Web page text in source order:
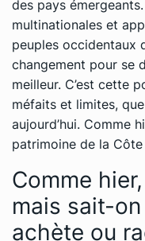
des pays
multinationales et
peuples occidentaux
changement pour se
meilleur. C’est cette
méfaits et limites,
aujourd’hui. Comme
patrimoine de la Côte
Comme
mais sait-
achète ou